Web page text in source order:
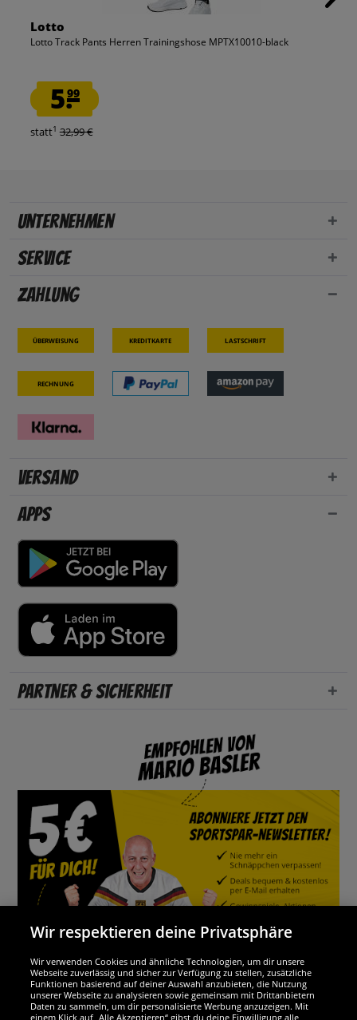
Lotto
Lotto Track Pants Herren Trainingshose MPTX10010-black
5.99
statt1 32,99 €
Unternehmen
Service
Zahlung
Überweisung Kreditkarte Lastschrift
Rechnung
Versand
Apps
Partner & Sicherheit
Wir sind ausgezeichnet
Wir respektieren deine Privatsphäre
Wir verwenden Cookies und ähnliche Technologien, um dir unsere
Webseite zuverlässig und sicher zur Verfügung zu stellen, zusätzliche
Funktionen basierend auf deiner Auswahl anzubieten, die Nutzung
unserer Webseite zu analysieren sowie gemeinsam mit Drittanbietern
Daten zu sammeln, um dir personalisierte Werbung anzuzeigen. Mit
einem Klick auf „Alle Akzeptieren“ gibst du deine Einwilligung alle